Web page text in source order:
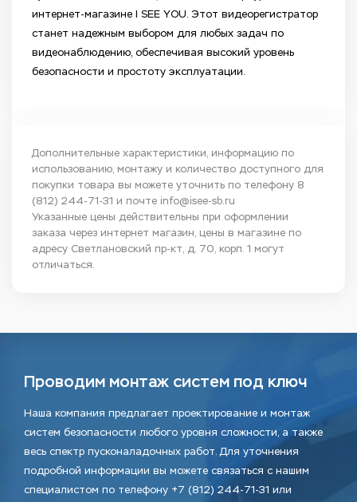
интернет-магазине I SEE YOU. Этот видеорегистратор
станет надежным выбором для любых задач по
видеонаблюдению, обеспечивая высокий уровень
безопасности и простоту эксплуатации.
Дополнительные характеристики, информацию по
использованию, монтажу и количество доступного для
покупки товара вы можете уточнить по телефону 8
(812) 244-71-31 и почте info@isee-sb.ru
Указанные цены действительны при оформлении
заказа через интернет магазин, цены в магазине по
адресу Светлановский пр-кт, д. 70, корп. 1 могут
отличаться.
Проводим монтаж систем под ключ
Наша компания предлагает проектирование и монтаж
систем безопасности любого уровня сложности, а также
весь спектр пусконаладочных работ. Для уточнения
подробной информации вы можете связаться с нашим
специалистом по телефону +7 (812) 244-71-31 или